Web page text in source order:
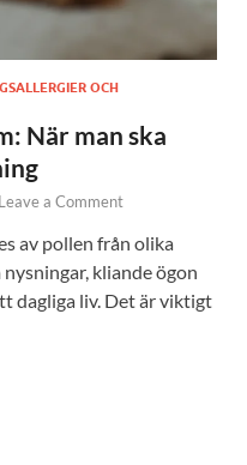
OCH
När man ska
Leave a Comment
av pollen från olika
kliande ögon
dagliga liv. Det är viktigt